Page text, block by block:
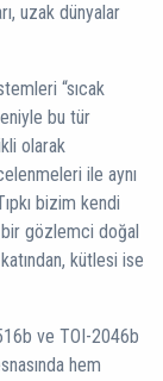
uzak dünyalar
“sıcak
bu tür
olarak
ile aynı
bizim kendi
gözlemci doğal
kütlesi ise
ve TOI-2046b
hem